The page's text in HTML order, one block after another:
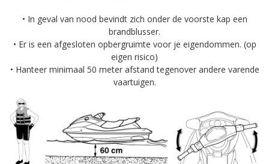
• In geval van nood bevindt zich onder de voorste kap een
brandblusser.
• Er is een afgesloten opbergruimte voor je eigendommen. (op
eigen risico)
• Hanteer minimaal 50 meter afstand tegenover andere varende
vaartuigen.